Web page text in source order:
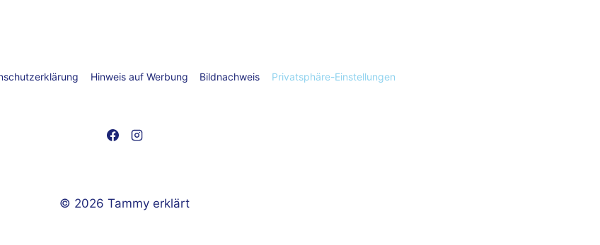
Hinweis auf Werbung Bildnachweis Privatsphäre-Einstellungen
© 2026 Tammy erklärt